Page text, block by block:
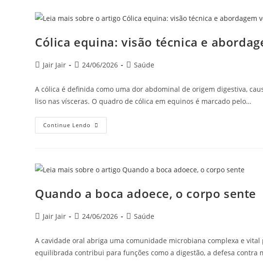
Cólica equina: visão técnica e
Jair Jair 24/06/2026 Saúde
A cólica é definida como uma dor abdominal de origem digestiva,
liso nas vísceras. O quadro de cólica em equinos é marcado pelo…
Continue Lendo
Quando a boca adoece, o corpo sente
Jair Jair 24/06/2026 Saúde
A cavidade oral abriga uma comunidade microbiana complexa e
equilibrada contribui para funções como a digestão, a defesa contra